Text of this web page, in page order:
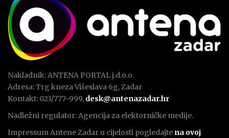
Nakladnik: ANTENA PORTAL j.d.o.o.
Adresa: Trg kneza Višeslava 6g, Zadar
Kontakt: 023/777-999, desk@antenazadar.hr
Nadležni regulator: Agencija za elektorničke medije.
Impressum Antene Zadar u cijelosti pogledajte na ovoj